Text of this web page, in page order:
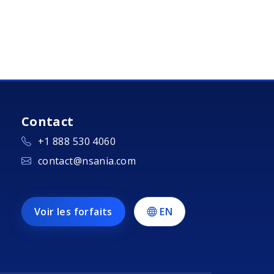
Contact
+1 888 530 4060
contact@nsania.com
Voir les forfaits EN